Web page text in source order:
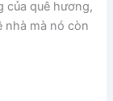
của quê hương,
nhà mà nó còn